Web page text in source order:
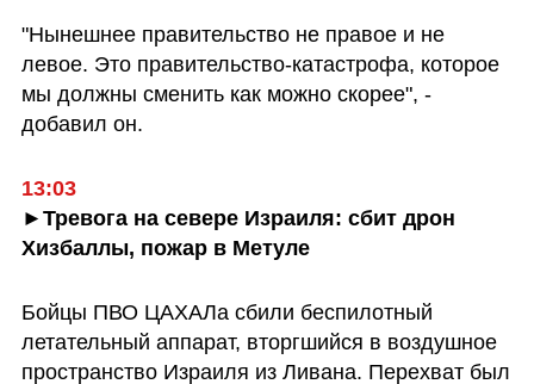
"Нынешнее правительство не правое и не
левое. Это правительство-катастрофа, которое
мы должны сменить как можно скорее", -
добавил он.
13:03
►Тревога на севере Израиля: сбит дрон
Хизбаллы, пожар в Метуле
Бойцы ПВО ЦАХАЛа сбили беспилотный
летательный аппарат, вторгшийся в воздушное
пространство Израиля из Ливана. Перехват был